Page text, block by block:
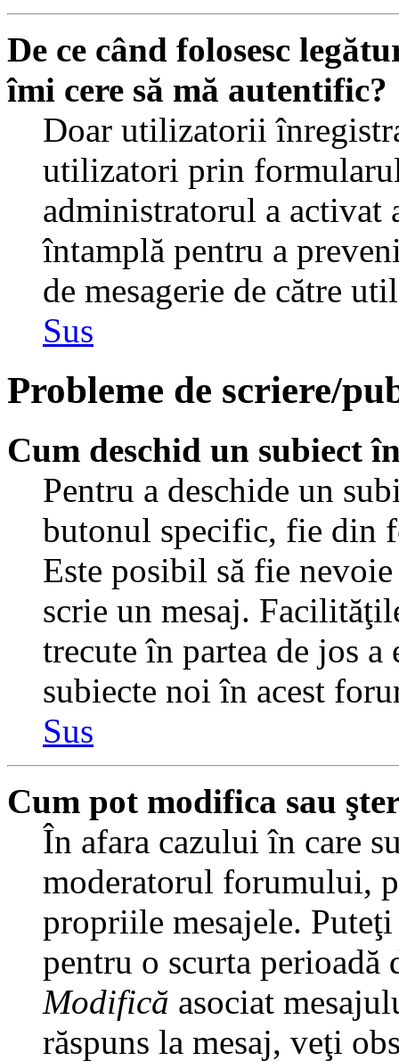
De ce când folosesc
îmi cere să mă autentific?
Doar utilizatorii
utilizatori prin
administratorul a activat
întamplă pentru a
de mesagerie de către
Sus
Probleme de scriere/
Cum deschid un subiect
Pentru a deschide un
butonul specific, fie din
Este posibil să fie
scrie un mesaj.
trecute în partea de jos
subiecte noi în acest
Sus
Cum pot modifica sau
În afara cazului în care
moderatorul forumului,
propriile mesajele.
pentru o scurta perioadă
Modifică asociat
răspuns la mesaj, veţi